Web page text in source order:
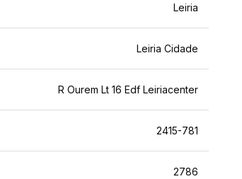
Leiria
Leiria Cidade
R Ourem Lt 16 Edf Leiriacenter
2415-781
2786